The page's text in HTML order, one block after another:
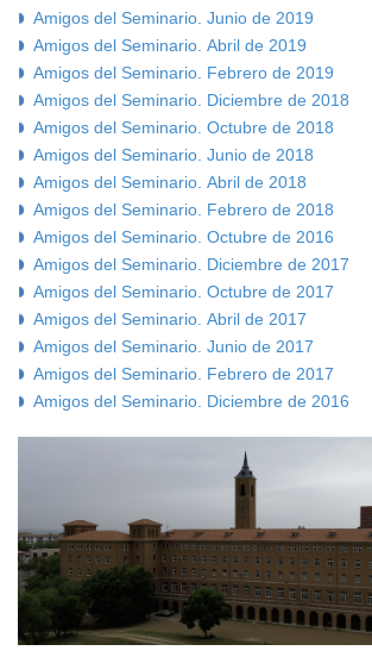
Amigos del Seminario. Junio de 2019
Amigos del Seminario. Abril de 2019
Amigos del Seminario. Febrero de 2019
Amigos del Seminario. Diciembre de 2018
Amigos del Seminario. Octubre de 2018
Amigos del Seminario. Junio de 2018
Amigos del Seminario. Abril de 2018
Amigos del Seminario. Febrero de 2018
Amigos del Seminario. Octubre de 2016
Amigos del Seminario. Diciembre de 2017
Amigos del Seminario. Octubre de 2017
Amigos del Seminario. Abril de 2017
Amigos del Seminario. Junio de 2017
Amigos del Seminario. Febrero de 2017
Amigos del Seminario. Diciembre de 2016